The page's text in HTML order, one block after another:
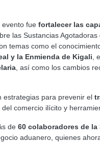
evento fue fortalecer las
las Sustancias
temas como el
y la Enmienda de Kigali ,
, así como los cambios
estrategias para prevenir el
comercio ilícito y
de 60 colaboradores de la
aduanero, quienes